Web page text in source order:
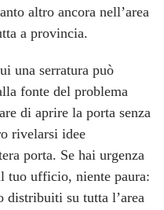
altro ancora nell’area
a provincia.
una serratura può
fonte del problema
di aprire la porta senza
rivelarsi idee
porta. Se hai urgenza
tuo ufficio, niente paura:
distribuiti su tutta l’area